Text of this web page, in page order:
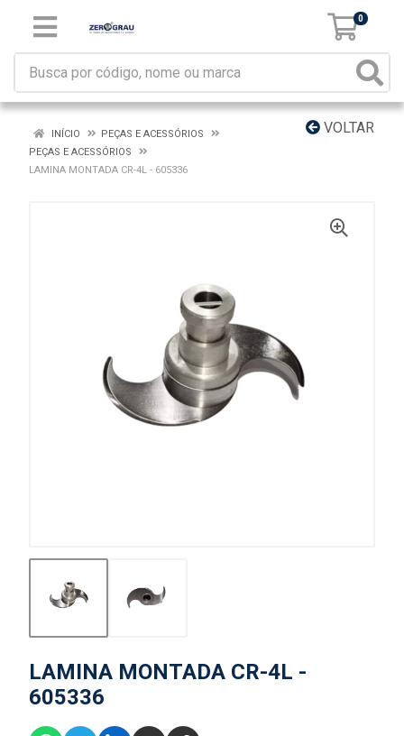
0
VOLTAR
INÍCIO
PEÇAS E ACESSÓRIOS
PEÇAS E ACESSÓRIOS
LAMINA MONTADA CR-4L - 605336
LAMINA MONTADA CR-4L -
605336